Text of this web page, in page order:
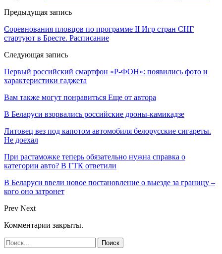
Предыдущая запись
Соревнования пловцов по программе II Игр стран СНГ
стартуют в Бресте. Расписание
Следующая запись
Первый российский смартфон «Р-ФОН»: появились фото и
характеристики гаджета
Вам также могут понравиться Еще от автора
В Беларуси взорвались российские дроны-камикадзе
Литовец вез под капотом автомобиля белорусские сигареты.
Не доехал
При растаможке теперь обязательно нужна справка о
категории авто? В ГТК ответили
В Беларуси ввели новое постановление о выезде за границу –
кого оно затронет
Prev Next
Комментарии закрыты.